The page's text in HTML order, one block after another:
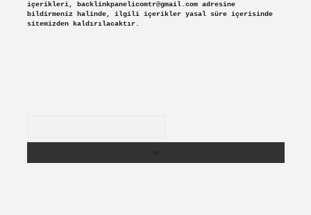
içerikleri, backlinkpanelicomtr@gmail.comadresine
bildirmeniz halinde, ilgili içerikler yasal süre içerisinde
sitemizden kaldırılacaktır.